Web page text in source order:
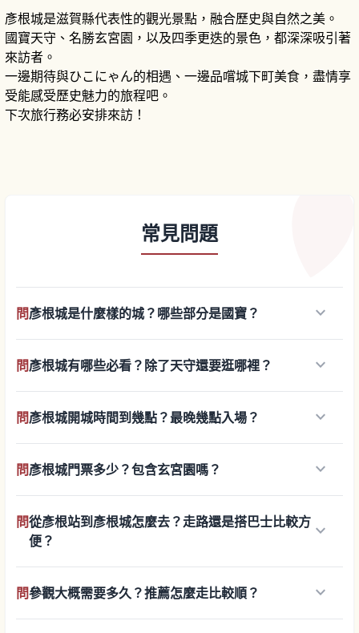
彥根城是滋賀縣代表性的觀光景點，融合歷史與自然之美。
國寶天守、名勝玄宮園，以及四季更迭的景色，都深深吸引著
來訪者。
一邊期待與ひこにゃん的相遇、一邊品嚐城下町美食，盡情享
受能感受歷史魅力的旅程吧。
下次旅行務必安排來訪！
常見問題
問彥根城是什麼樣的城？哪些部分是國寶？ keyboard_arrow_down
問彥根城有哪些必看？除了天守還要逛哪裡？ keyboard_arrow_down
問彥根城開城時間到幾點？最晚幾點入場？ keyboard_arrow_down
問彥根城門票多少？包含玄宮園嗎？ keyboard_arrow_down
問從彥根站到彥根城怎麼去？走路還是搭巴士比較方
便？
keyboard_arrow_down
問參觀大概需要多久？推薦怎麼走比較順？ keyboard_arrow_down